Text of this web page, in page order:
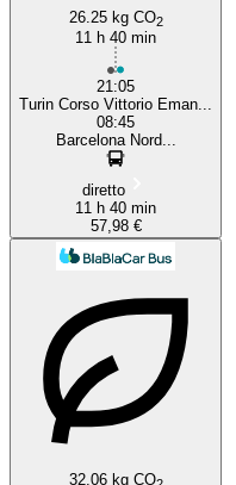
26.25 kg CO2
11 h 40 min
21:05
Turin Corso Vittorio Eman...
08:45
Barcelona Nord...
diretto
11 h 40 min
57,98 €
32.06 kg CO